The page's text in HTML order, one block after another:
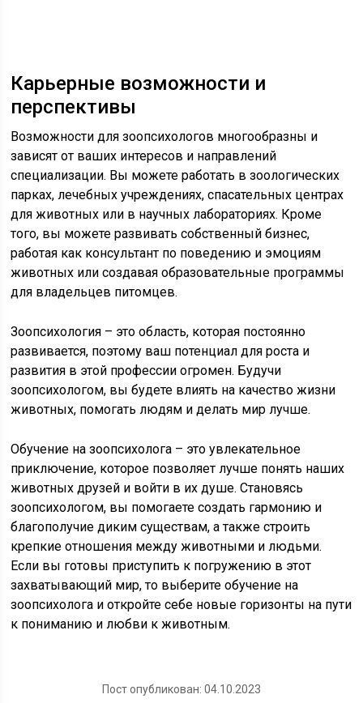
Карьерные возможности и
перспективы
Возможности для зоопсихологов многообразны и
зависят от ваших интересов и направлений
специализации. Вы можете работать в зоологических
парках, лечебных учреждениях, спасательных центрах
для животных или в научных лабораториях. Кроме
того, вы можете развивать собственный бизнес,
работая как консультант по поведению и эмоциям
животных или создавая образовательные программы
для владельцев питомцев.
Зоопсихология – это область, которая постоянно
развивается, поэтому ваш потенциал для роста и
развития в этой профессии огромен. Будучи
зоопсихологом, вы будете влиять на качество жизни
животных, помогать людям и делать мир лучше.
Обучение на зоопсихолога – это увлекательное
приключение, которое позволяет лучше понять наших
животных друзей и войти в их душе. Становясь
зоопсихологом, вы помогаете создать гармонию и
благополучие диким существам, а также строить
крепкие отношения между животными и людьми.
Если вы готовы приступить к погружению в этот
захватывающий мир, то выберите обучение на
зоопсихолога и откройте себе новые горизонты на пути
к пониманию и любви к животным.
Пост опубликован: 04.10.2023